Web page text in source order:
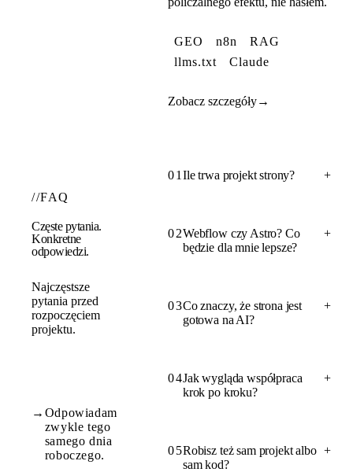
GEO n8n
RAG
llms.txt
Claude
Zobacz szczegóły→
//FAQ
Częste pytania.
Konkretne
odpowiedzi.
Najczęstsze
pytania przed
rozpoczęciem
projektu.
→ Odpowiadam
zwykle tego
samego dnia
roboczego.
01 Ile trwa projekt strony? +
02Webflow czy Astro? Co
będzie dla mnie lepsze?
+
03Co znaczy, że strona jest
gotowa na AI?
+
04Jak wygląda współpraca
krok po kroku?
+
05Robisz też sam projekt albo
sam kod?
+